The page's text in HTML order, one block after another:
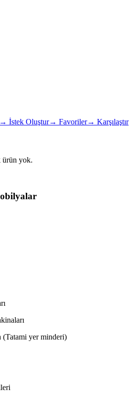
→ İstek Oluştur→ Favoriler→ Karşılaştır
ürün yok.
yer minderi)